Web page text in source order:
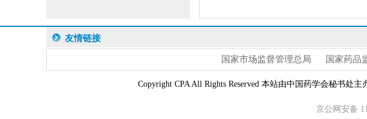
友情链接
国家市场监督管理总局 国家药品
Copyright CPA All Rights Reserved 本站由中国药学会秘书处
京公网安备